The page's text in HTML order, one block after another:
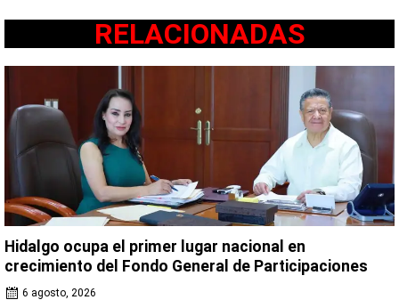
RELACIONADAS
Hidalgo ocupa el primer lugar nacional en
crecimiento del Fondo General de Participaciones
6 agosto, 2026